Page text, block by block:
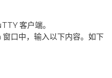
客户端。
口中，输入以下内容。如下